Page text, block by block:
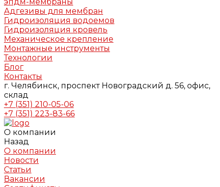
Адгезивы для мембран
Гидроизоляция водоемов
Гидроизоляция кровель
Механическое крепление
Монтажные инструменты
Технологии
Блог
Контакты
г. Челябинск, проспект Новоградский д. 56, офис,
склад
+7 (351) 210-05-06
+7 (351) 223-83-66
О компании
Назад
О компании
Новости
Статьи
Вакансии